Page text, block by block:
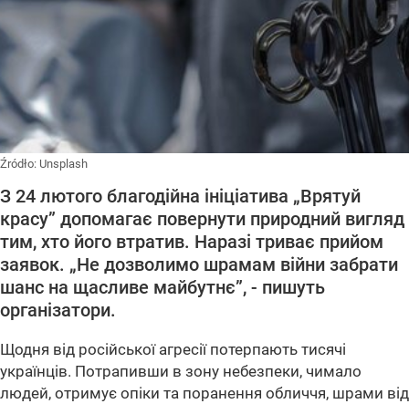
Źródło: Unsplash
З 24 лютого благодійна ініціатива „Врятуй
красу” допомагає повернути природний вигляд
тим, хто його втратив. Наразі триває прийом
заявок. „Не дозволимо шрамам війни забрати
шанс на щасливе майбутнє”, - пишуть
організатори.
Щодня від російської агресії потерпають тисячі
українців. Потрапивши в зону небезпеки, чимало
людей, отримує опіки та поранення обличчя, шрами від